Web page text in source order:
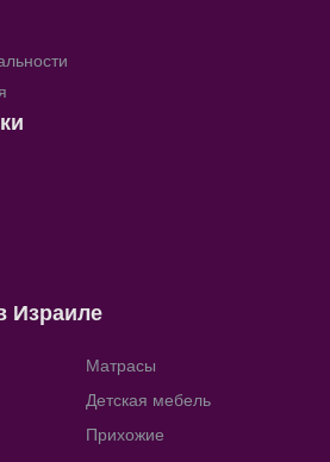
Израиле
Матрасы
Детская мебель
Прихожие